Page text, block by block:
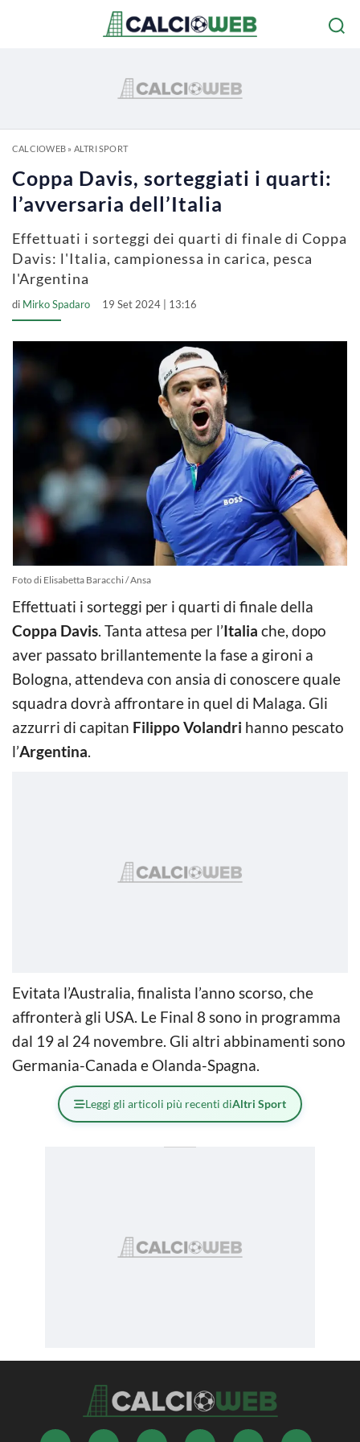
CALCIOWEB» ALTRI SPORT
Coppa Davis, sorteggiati i quarti:
l’avversaria dell’Italia
Effettuati i sorteggi dei quarti di finale di Coppa
Davis: l'Italia, campionessa in carica, pesca
l'Argentina
di Mirko Spadaro 19 Set 2024 | 13:16
Foto di Elisabetta Baracchi / Ansa
Effettuati i sorteggi per i quarti di finale della
Coppa Davis. Tanta attesa per l’Italia che, dopo
aver passato brillantemente la fase a gironi a
Bologna, attendeva con ansia di conoscere quale
squadra dovrà affrontare in quel di Malaga. Gli
azzurri di capitan Filippo Volandri hanno pescato
l’Argentina.
Evitata l’Australia, finalista l’anno scorso, che
affronterà gli USA. Le Final 8 sono in programma
dal 19 al 24 novembre. Gli altri abbinamenti sono
Germania-Canada e Olanda-Spagna.
Leggi gli articoli più recenti diAltri Sport